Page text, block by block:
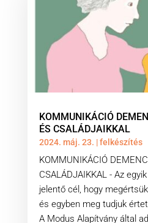
KOMMUNIKÁCIÓ
ÉS CSALÁDJAIKKAL
2024. máj. 23. |felkészítés
KOMMUNIKÁCIÓ
CSALÁDJAIKKAL - Az
jelentő cél, hogy
és egyben meg tudjuk
A Modus Alapítvány által